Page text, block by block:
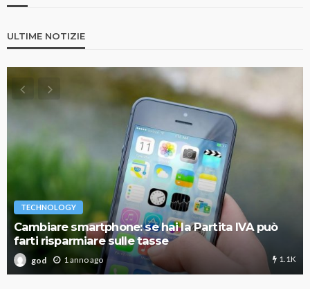
ULTIME NOTIZIE
TECHNOLOGY
Cambiare smartphone: se hai la Partita IVA può
farti risparmiare sulle tasse
god 1 anno ago 1.1K